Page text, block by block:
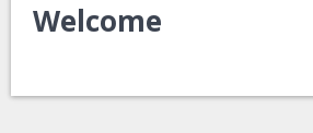
Welcome